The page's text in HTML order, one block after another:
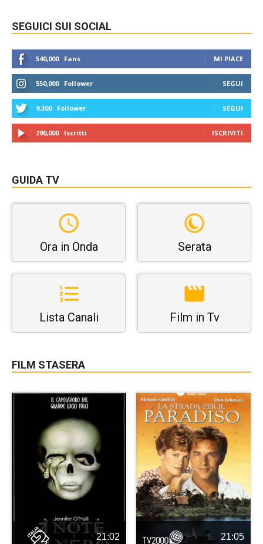
SEGUICI SUI SOCIAL
540,000 Fans MI PIACE
550,000 Follower SEGUI
9,300 Follower SEGUI
290,000 Iscritti ISCRIVITI
GUIDA TV
Ora in Onda Serata
Lista Canali Film in Tv
FILM STASERA
21:02 21:05